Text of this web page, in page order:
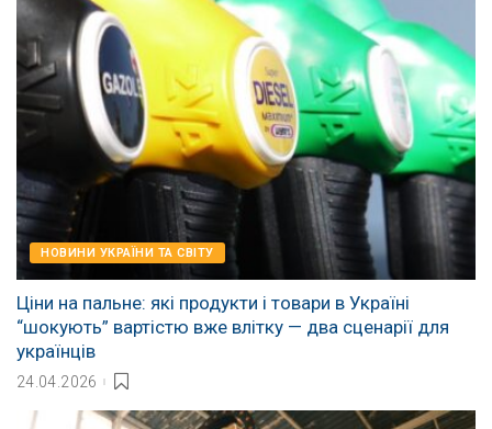
НОВИНИ УКРАЇНИ ТА СВІТУ
Ціни на пальне: які продукти і товари в Україні
“шокують” вартістю вже влітку — два сценарії для
українців
24.04.2026